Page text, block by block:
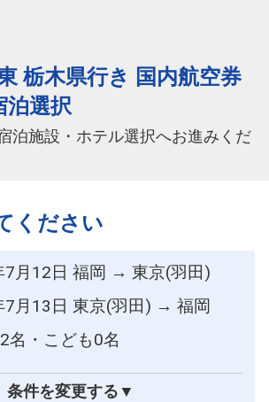
栃木県行き 国内航空券
泊選択
泊施設・ホテル選択へお進みくだ
ください
7月12日 福岡 → 東京(羽田)
7月13日 東京(羽田) → 福岡
名・こども0名
条件を変更する▼